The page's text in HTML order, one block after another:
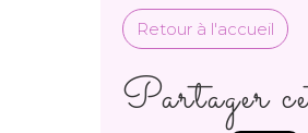
Retour à l'accueil
Partager